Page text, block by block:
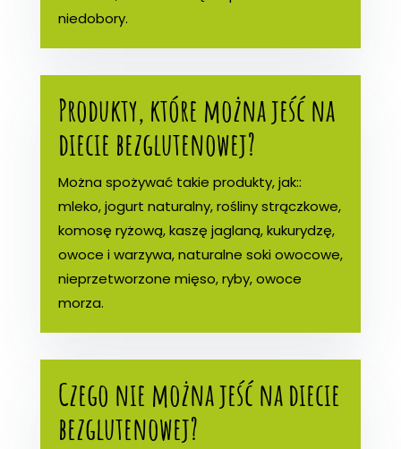
niedobory.
Produkty, które można jeść na
diecie bezglutenowej?
Można spożywać takie produkty, jak::
mleko, jogurt naturalny, rośliny strączkowe,
komosę ryżową, kaszę jaglaną, kukurydzę,
owoce i warzywa, naturalne soki owocowe,
nieprzetworzone mięso, ryby, owoce
morza.
Czego nie można jeść na diecie
bezglutenowej?